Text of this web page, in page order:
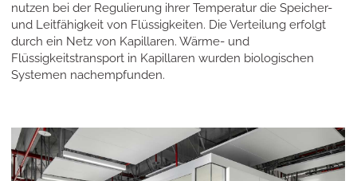
nutzen bei der Regulierung ihrer Temperatur die Speicher-
und Leitfähigkeit von Flüssigkeiten. Die Verteilung erfolgt
durch ein Netz von Kapillaren. Wärme- und
Flüssigkeitstransport in Kapillaren wurden biologischen
Systemen nachempfunden.